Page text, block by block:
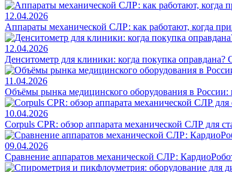
12.04.2026
Аппараты механической СЛР: как работают, когда
12.04.2026
Денситометр для клиники: когда покупка
11.04.2026
Объёмы рынка медицинского оборудования в
10.04.2026
Corpuls CPR: обзор аппарата механической СЛР для
09.04.2026
Сравнение аппаратов механической СЛР: